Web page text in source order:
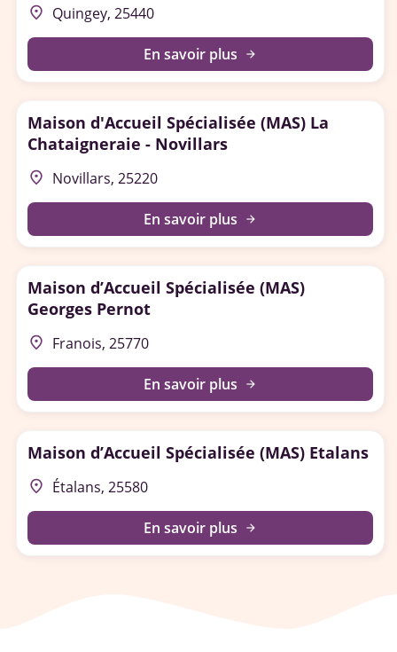
place Quingey, 25440
En savoir plus arrow_forward
Maison d'Accueil Spécialisée (MAS) La
Chataigneraie - Novillars
place Novillars, 25220
En savoir plus arrow_forward
Maison d’Accueil Spécialisée (MAS)
Georges Pernot
place Franois, 25770
En savoir plus arrow_forward
Maison d’Accueil Spécialisée (MAS) Etalans
place Étalans, 25580
En savoir plus arrow_forward